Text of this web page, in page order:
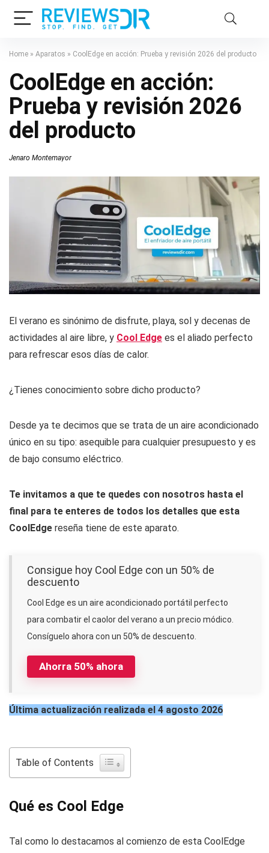
Home » Aparatos » CoolEdge en acción: Prueba y revisión 2026 del producto
CoolEdge en acción:
Prueba y revisión 2026
del producto
Jenaro Montemayor
El verano es sinónimo de disfrute, playa, sol y decenas de
actividades al aire libre, y Cool Edge es el aliado perfecto
para refrescar esos días de calor.
¿Tienes conocimiento sobre dicho producto?
Desde ya te decimos que se trata de un aire acondicionado
único en su tipo: asequible para cualquier presupuesto y es
de bajo consumo eléctrico.
Te invitamos a que te quedes con nosotros hasta el
final para te enteres de todos los detalles que esta
CoolEdge reseña tiene de este aparato.
Ahorra 50% ahora
Consigue hoy Cool Edge con un 50% de
descuento
Cool Edge es un aire acondicionado portátil perfecto
para combatir el caolor del verano a un precio módico.
Consíguelo ahora con un 50% de descuento.
Última actualización realizada el 4 agosto 2026
Table of Contents
Qué es Cool Edge
Tal como lo destacamos al comienzo de esta CoolEdge